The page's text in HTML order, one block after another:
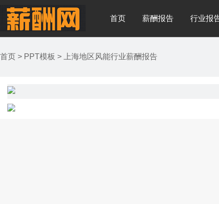
首页 薪酬报告 行业报
首页 > PPT模板 > 上海地区风能行业薪酬报告